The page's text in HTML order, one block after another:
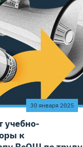
30 января 2025
учебно-
к